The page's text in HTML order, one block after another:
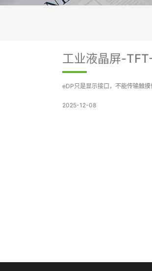
工业液晶屏-
eDP只是显示接口，不能传输触
2025-12-08